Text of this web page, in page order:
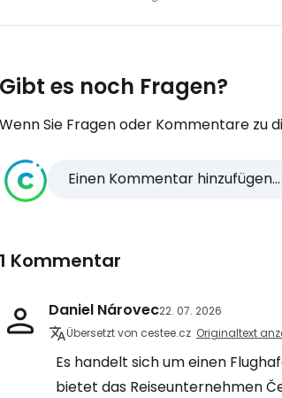
Gibt es noch Fragen?
Wenn Sie Fragen oder Kommentare zu
Einen Kommentar hinzufügen...
1 Kommentar
Daniel Nárovec22. 07. 2026
Übersetzt von cestee.cz Originaltext
Es handelt sich um einen
bietet das Reiseunternehmen